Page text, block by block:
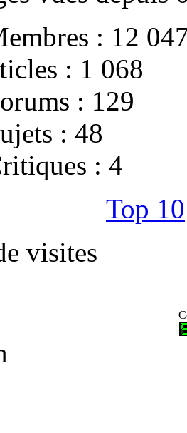
: 12
: 1 068
: 129
: 48
: 4
Top 10
visites